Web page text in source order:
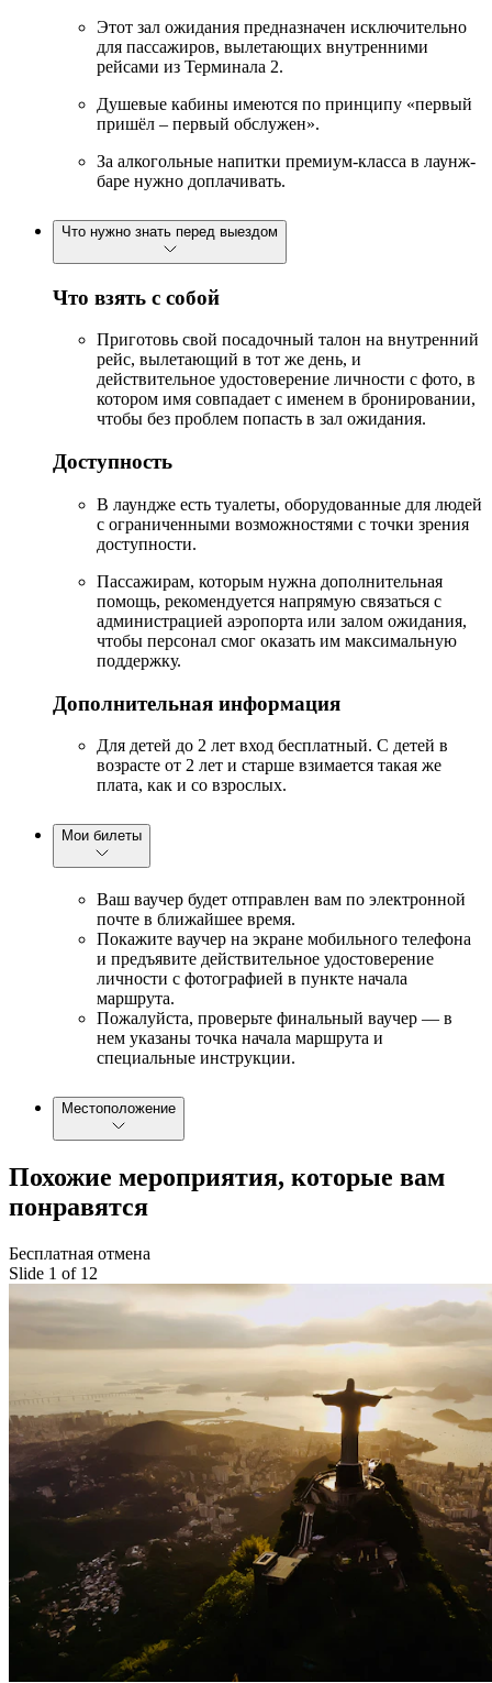
Этот зал ожидания предназначен исключительно
для пассажиров, вылетающих внутренними
рейсами из Терминала 2.
Душевые кабины имеются по принципу «первый
пришёл – первый обслужен».
За алкогольные напитки премиум-класса в лаунж-
баре нужно доплачивать.
Что нужно знать перед выездом
Что взять с собой
Приготовь свой посадочный талон на внутренний
рейс, вылетающий в тот же день, и
действительное удостоверение личности с фото, в
котором имя совпадает с именем в бронировании,
чтобы без проблем попасть в зал ожидания.
Доступность
В лаундже есть туалеты, оборудованные для людей
с ограниченными возможностями с точки зрения
доступности.
Пассажирам, которым нужна дополнительная
помощь, рекомендуется напрямую связаться с
администрацией аэропорта или залом ожидания,
чтобы персонал смог оказать им максимальную
поддержку.
Дополнительная информация
Для детей до 2 лет вход бесплатный. С детей в
возрасте от 2 лет и старше взимается такая же
плата, как и со взрослых.
Мои билеты
Ваш ваучер будет отправлен вам по электронной
почте в ближайшее время.
Покажите ваучер на экране мобильного телефона
и предъявите действительное удостоверение
личности с фотографией в пункте начала
маршрута.
Пожалуйста, проверьте финальный ваучер — в
нем указаны точка начала маршрута и
специальные инструкции.
Местоположение
Похожие мероприятия, которые вам
понравятся
Бесплатная отмена
Slide 1 of 12